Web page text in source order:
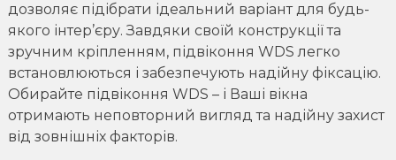
дозволяє підібрати ідеальний варіант для будь-
якого інтер’єру. Завдяки своїй конструкції та
зручним кріпленням, підвіконня WDS легко
встановлюються і забезпечують надійну фіксацію.
Обирайте підвіконня WDS – і Ваші вікна
отримають неповторний вигляд та надійну захист
від зовнішніх факторів.